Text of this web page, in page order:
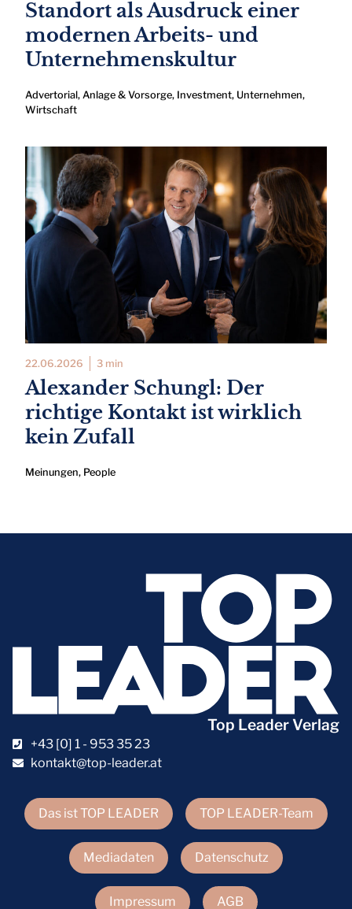
Standort als Ausdruck einer
modernen Arbeits- und
Unternehmenskultur
Advertorial, Anlage & Vorsorge, Investment, Unternehmen,
Wirtschaft
22.06.2026 3 min
Alexander Schungl: Der
richtige Kontakt ist wirklich
kein Zufall
Meinungen, People
Das ist TOP LEADER TOP LEADER-Team
Mediadaten Datenschutz
Impressum AGB
Top Leader Verlag
+43 [0] 1 - 953 35 23
kontakt@top-leader.at